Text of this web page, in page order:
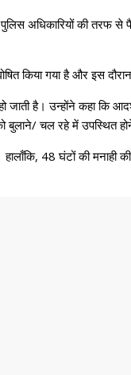
अधिकारियों की तरफ से
गया है और इस दौरान
जाती है। उन्होंने कहा कि
बुलाने/ चल रहे में उपस्थित
48 घंटों की मनाही